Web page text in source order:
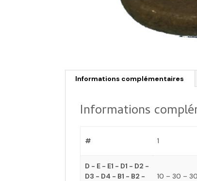
Informations complémentaires
Informations
# 1
D - E - E1 - D1 - D2 -
D3 - D4 - B1 - B2 -
10 – 30 –